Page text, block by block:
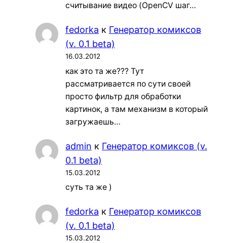
считывание видео (OpenCV шаг…
fedorka к Генератор комиксов
(v. 0.1 beta)
16.03.2012
как это та же??? Тут
рассматривается по сути своей
просто фильтр для обработки
картинок, а там механизм в который
загружаешь…
admin к Генератор комиксов (v.
0.1 beta)
15.03.2012
суть та же )
fedorka к Генератор комиксов
(v. 0.1 beta)
15.03.2012